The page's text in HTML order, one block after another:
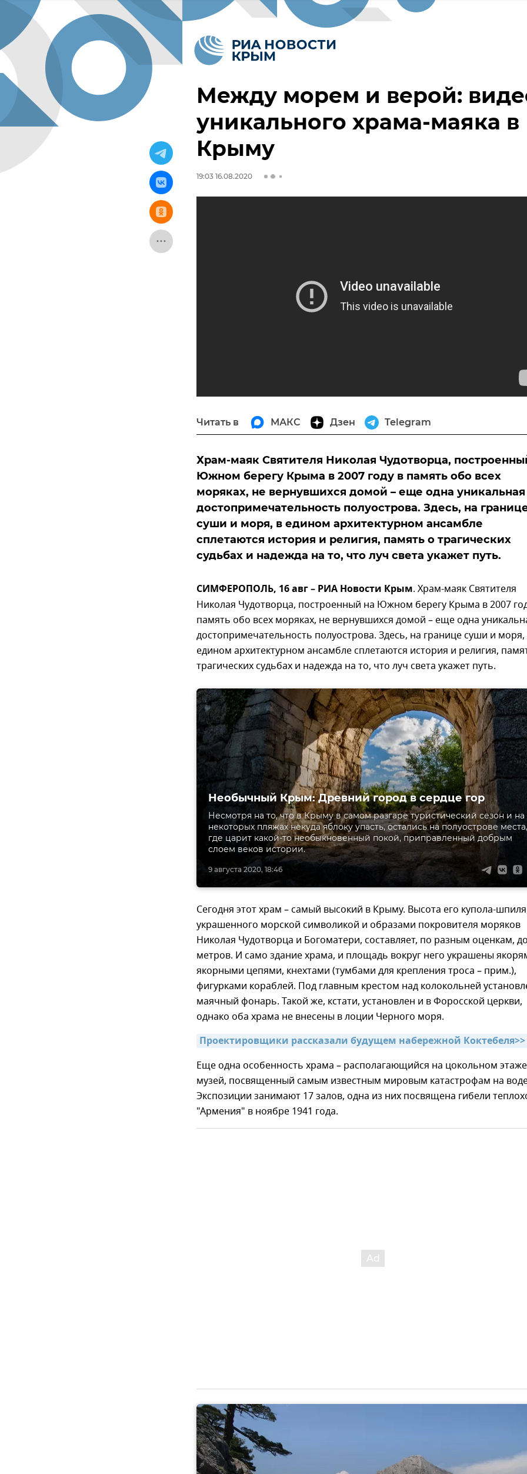
Между морем и верой:
уникального храма-маяка в
Крыму
19:03 16.08.2020
Читать в МАКС Дзен Telegram
Храм-маяк Святителя Николая Чудотворца,
Южном берегу Крыма в 2007 году в память обо всех
моряках, не вернувшихся домой – еще одна уникальная
достопримечательность полуострова. Здесь, на
суши и моря, в едином архитектурном ансамбле
сплетаются история и религия, память о трагических
судьбах и надежда на то, что луч света укажет путь.
СИМФЕРОПОЛЬ, 16 авг – РИА Новости Крым. Храм-маяк Святителя
Николая Чудотворца, построенный на Южном берегу Крыма в 2007
память обо всех моряках, не вернувшихся домой – еще одна
достопримечательность полуострова. Здесь, на границе суши и моря,
едином архитектурном ансамбле сплетаются история и религия,
трагических судьбах и надежда на то, что луч света укажет путь.
9 августа 2020, 18:46
Необычный Крым: Древний город в сердце гор
Несмотря на то, что в Крыму в самом разгаре туристический сезон и на
некоторых пляжах некуда яблоку упасть, остались на полуострове места,
где царит какой-то необыкновенный покой, приправленный добрым
слоем веков истории.
Сегодня этот храм – самый высокий в Крыму. Высота его купола-
украшенного морской символикой и образами покровителя моряков
Николая Чудотворца и Богоматери, составляет, по разным оценкам,
метров. И само здание храма, и площадь вокруг него украшены
якорными цепями, кнехтами (тумбами для крепления троса – прим.),
фигурками кораблей. Под главным крестом над колокольней
маячный фонарь. Такой же, кстати, установлен и в Форосской церкви,
однако оба храма не внесены в лоции Черного моря.
Проектировщики рассказали будущем набережной Коктебеля>>
Еще одна особенность храма – располагающийся на цокольном этаже
музей, посвященный самым известным мировым катастрофам на
Экспозиции занимают 17 залов, одна из них посвящена гибели
"Армения" в ноябре 1941 года.